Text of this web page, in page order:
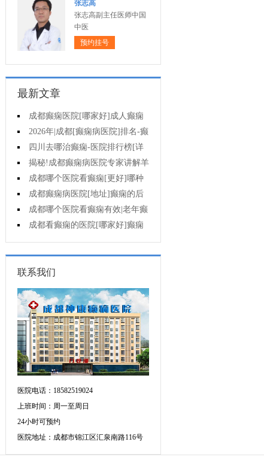
张志高
张志高副主任医师中国
中医
预约挂号
最新文章
成都癫痫医院[哪家好]成人癫痫
发作的原因有哪些?
2026年|成都[癫痫病医院]排名-癫
痫病要注意什么?
四川去哪治癫痫-医院排行榜[详
细排名]女性癫痫怎么治疗?
揭秘!成都癫痫病医院专家讲解羊
癫疯对不同年龄段病人的影响?
成都哪个医院看癫痫[更好]哪种
方法治母猪疯很有效?
成都癫痫病医院[地址]癫痫的后
遗症有什么?
成都哪个医院看癫痫有效|老年癫
痫早期的治疗?
成都看癫痫的医院[哪家好]癫痫
对病人的危害?
联系我们
医院电话：18582519024
上班时间：周一至周日
24小时可预约
医院地址：成都市锦江区汇泉南路116号